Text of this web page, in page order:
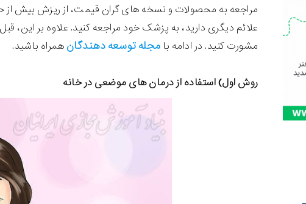
مراجعه به محصولات و نسخه های گران قیمت، از ریزش بیش از
علائم دیگری دارید، به پزشک خود مراجعه کنید. علاوه بر این، قبل
مشورت کنید. در ادامه با مجله توسعه دهندگان همراه باشید.
روش اول) استفاده از درمان های موضعی در خانه